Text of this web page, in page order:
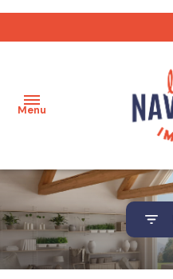
Menu
Acheter
Maisons
Biens
vendus